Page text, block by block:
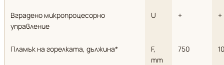
Вградено микропроцесорно
управление
U + +
Пламък на горелката, дължина*
F,
mm
750